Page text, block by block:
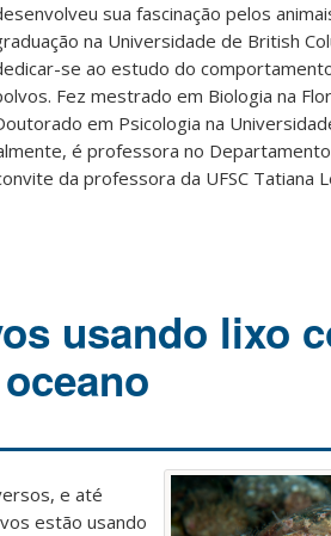
sua fascinação pelos
na Universidade de British
se ao estudo do
Fez mestrado em Biologia na
em Psicologia na
é professora no
da professora da UFSC Tatiana
usando lixo
e até
estão usando